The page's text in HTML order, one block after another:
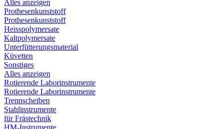
Alles anzeigen
Prothesenkunststoff
Prothesenkunststoff
Heisspolymersate
Kaltpolymersate
Unterfütterungsmaterial
Küvetten
Sonstiges
Alles anzeigen
Rotierende Laborinstrumente
Rotierende Laborinstrumente
Trennscheiben
Stahlinstrumente
für Frästechnik
HM-Instrumente